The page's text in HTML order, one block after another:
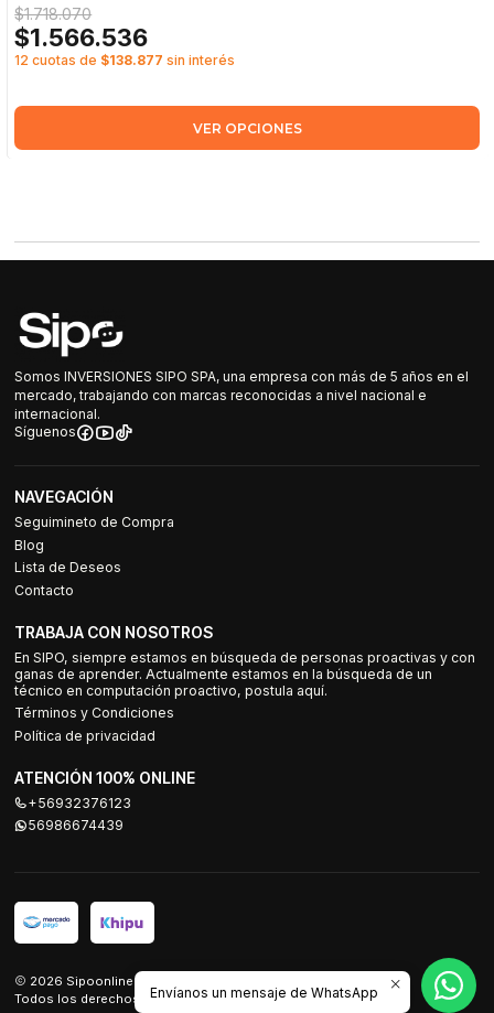
$1.718.070
$1.566.536
12 cuotas de $138.877 sin interés
VER OPCIONES
Somos INVERSIONES SIPO SPA, una empresa con más de 5 años en el
mercado, trabajando con marcas reconocidas a nivel nacional e
internacional.
Síguenos
NAVEGACIÓN
Seguimineto de Compra
Blog
Lista de Deseos
Contacto
TRABAJA CON NOSOTROS
En SIPO, siempre estamos en búsqueda de personas proactivas y con
ganas de aprender. Actualmente estamos en la búsqueda de un
técnico en computación proactivo, postula aquí.
Términos y Condiciones
Política de privacidad
ATENCIÓN 100% ONLINE
+56932376123
56986674439
2026 Sipoonline.
Todos los derechos reservados.Desarrollado por Jumpseller
Envíanos un mensaje de WhatsApp